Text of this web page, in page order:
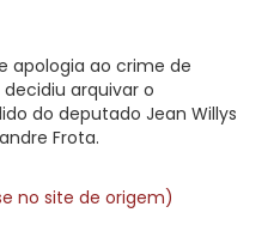
apologia ao crime de
arquivar o
do deputado Jean Willys
Frota.
no site de origem)